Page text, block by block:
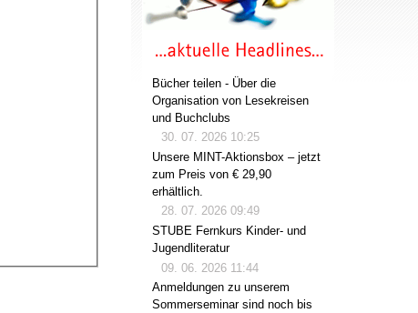
Bücher teilen - Über die
Organisation von Lesekreisen
und Buchclubs
30. 07. 2026 10:25
Unsere MINT-Aktionsbox – jetzt
zum Preis von € 29,90
erhältlich.
28. 07. 2026 09:49
STUBE Fernkurs Kinder- und
Jugendliteratur
09. 06. 2026 11:44
Anmeldungen zu unserem
Sommerseminar sind noch bis